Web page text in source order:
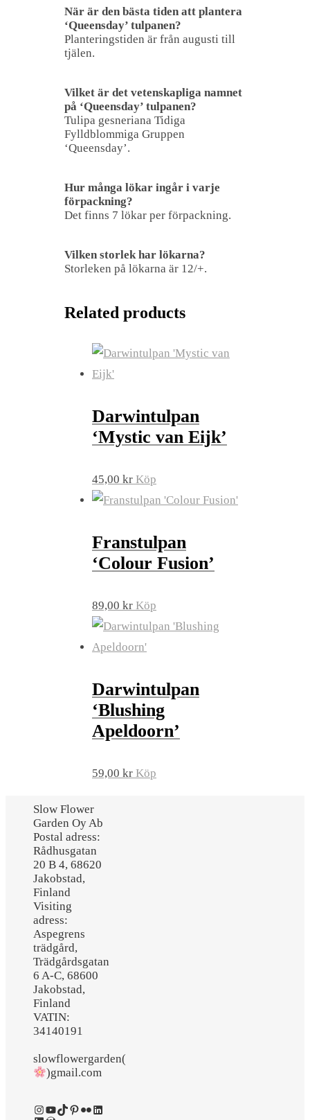
När är den bästa tiden att plantera
‘Queensday’ tulpanen?
Planteringstiden är från augusti till
tjälen.
Vilket är det vetenskapliga namnet
på ‘Queensday’ tulpanen?
Tulipa gesneriana Tidiga
Fylldblommiga Gruppen
‘Queensday’.
Hur många lökar ingår i varje
förpackning?
Det finns 7 lökar per förpackning.
Vilken storlek har lökarna?
Storleken på lökarna är 12/+.
Related products
Darwintulpan
‘Mystic van Eijk’
45,00 kr Köp
Franstulpan
‘Colour Fusion’
89,00 kr Köp
Darwintulpan
‘Blushing
Apeldoorn’
59,00 kr Köp
Slow Flower
Garden Oy Ab
Postal adress:
Rådhusgatan
20 B 4, 68620
Jakobstad,
Finland
Visiting
adress:
Aspegrens
trädgård,
Trädgårdsgatan
6 A-C, 68600
Jakobstad,
Finland
VATIN:
34140191
slowflowergarden(
)gmail.com
Instagram
YouTube
TikTok
Pinterest
FlickrLinkedIn